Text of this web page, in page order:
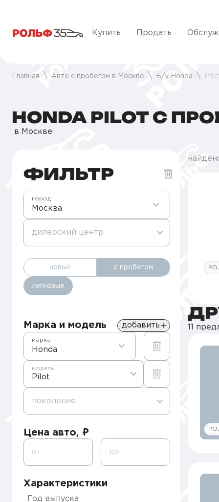
Купить Продать
Главная Авто с пробегом в Москве Б/у Honda Pilot
HONDA PILOT С
в Москве
ФИЛЬТР
Москва
город
дилерский центр
новые с пробегом
легковые
Марка и модель добавить
Honda
марка
Pilot
модель
поколение
Цена авто, ₽
от до
Характеристики
Год выпуска
11